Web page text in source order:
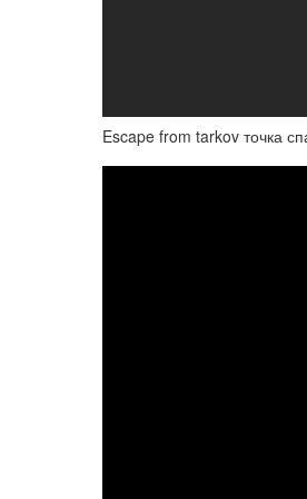
Escape from tarkov точка